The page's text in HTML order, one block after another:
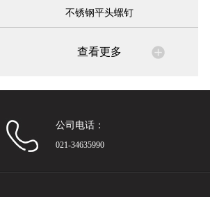
不锈钢平头螺钉
查看更多
公司电话：
021-34635990